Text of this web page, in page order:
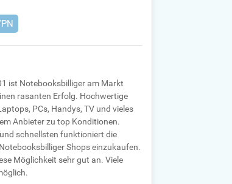
ist Notebooksbilliger am Markt
rasanten Erfolg. Hochwertige
PCs, Handys, TV und vieles
Anbieter zu top Konditionen.
schnellsten funktioniert die
Shops einzukaufen.
Möglichkeit sehr gut an. Viele